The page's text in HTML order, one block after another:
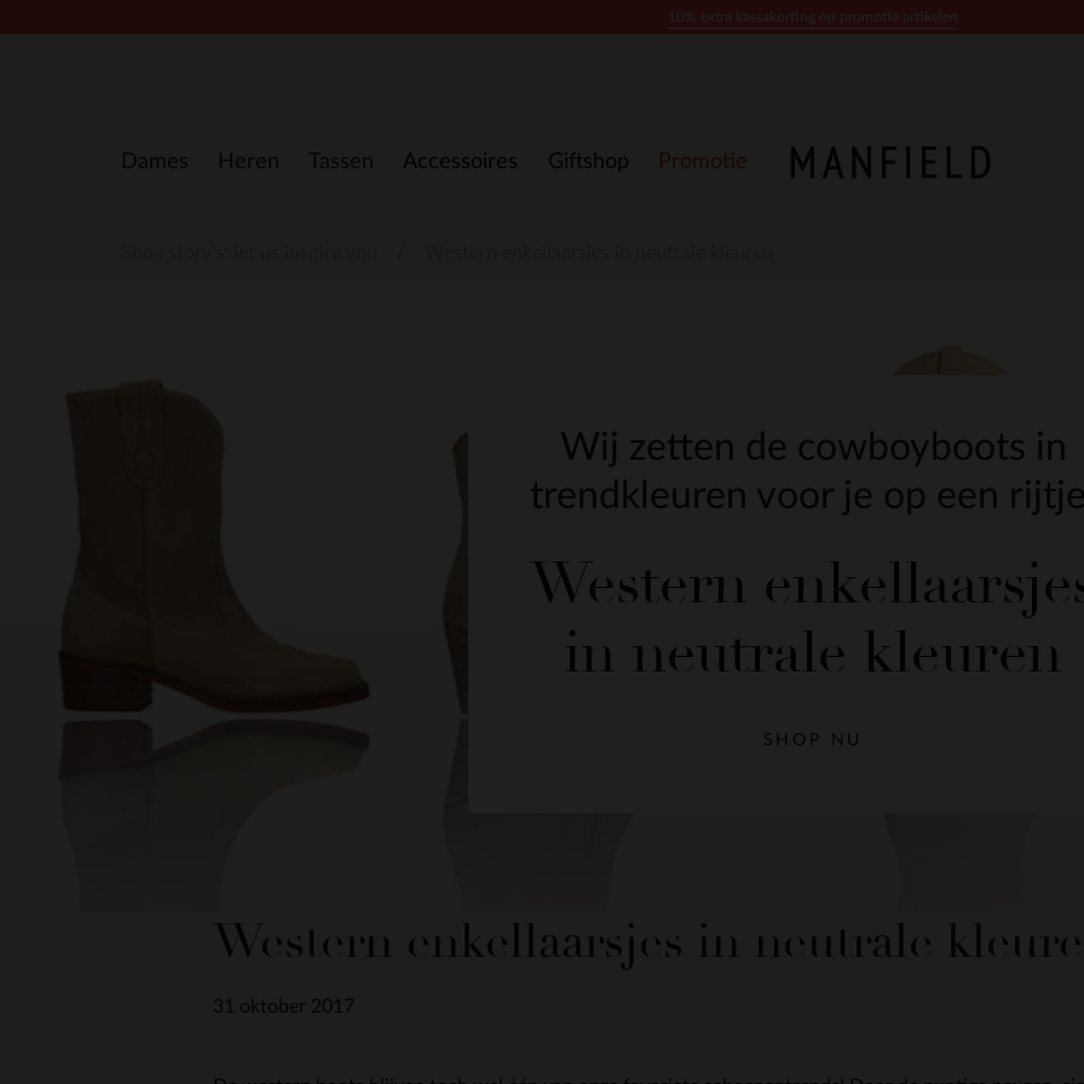
Dames Heren Tassen Accessoires Giftshop Promotie
Western enkellaarsjes in neutrale
31 oktober 2017
Wij zetten de cowboyboots in
trendkleuren voor je op een
Western
in neutrale kleuren
SHOP NU